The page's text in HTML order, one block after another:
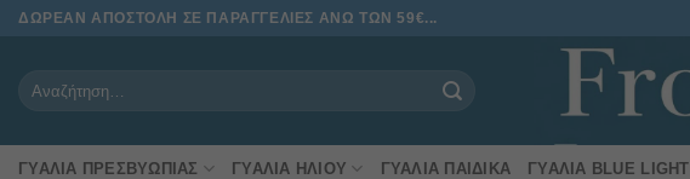
Μετάβαση
ΔΩΡΕΑΝ ΑΠΟΣΤΟΛΗ ΣΕ ΠΑΡΑΓΓΕΛΙΕΣ ΑΝΩ ΤΩΝ 59€...
ΓΥΑΛΙΆ ΠΡΕΣΒΥΩΠΊΑΣ ΓΥΑΛΙΆ ΗΛΊΟΥ ΓΥΑΛΙΆ ΠΑΙΔΙΚΆ ΓΥΑΛΙΆ BLUE LIGHT